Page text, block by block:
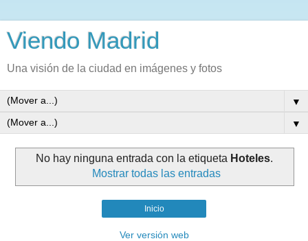
Viendo Madrid
Una visión de la ciudad en imágenes y fotos
▼
▼
No hay ninguna entrada con la etiqueta Hoteles.
Mostrar todas las entradas
Inicio
Ver versión web